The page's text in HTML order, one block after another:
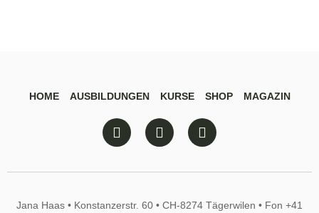
HOME AUSBILDUNGEN KURSE SHOP MAGAZIN
Jana Haas • Konstanzerstr. 60 • CH-8274 Tägerwilen • Fon +41